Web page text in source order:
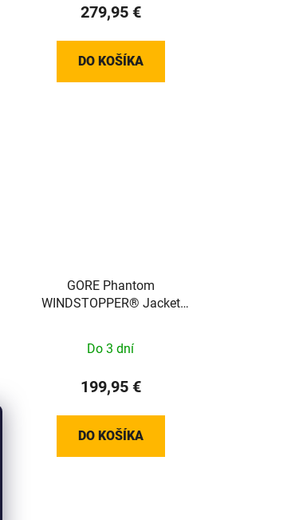
279,95 €
DO KOŠÍKA
GORE Phantom
WINDSTOPPER® Jacket
Do 3 dní
199,95 €
DO KOŠÍKA